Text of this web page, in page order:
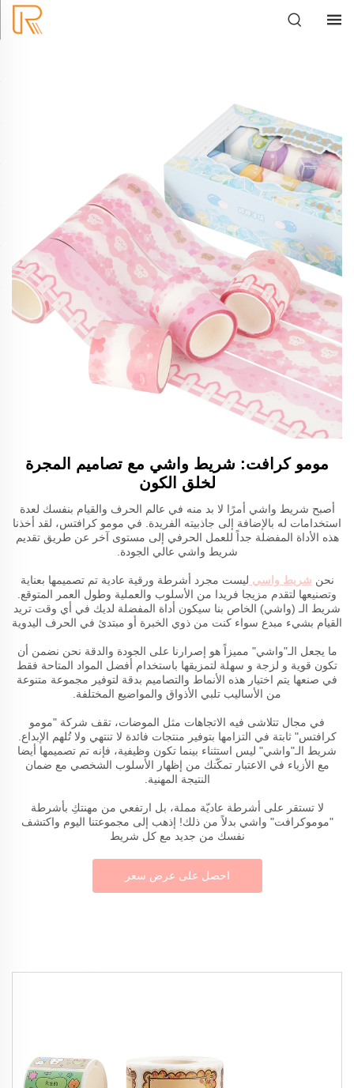
مومو كرافت: شريط واشي مع تصاميم المجرة
لخلق الكون
أصبح شريط واشي أمرًا لا بد منه في عالم الحرف والقيام بنفسك لعدة
استخدامات له بالإضافة إلى جاذبيته الفريدة. في مومو كرافتس، لقد أخذنا
هذه الأداة المفضلة جداً للعمل الحرفي إلى مستوى آخر عن طريق تقديم
شريط واشي عالي الجودة.
نحن شريط واسي ليست مجرد أشرطة ورقية عادية تم تصميمها بعناية
وتصنيعها لتقدم مزيجا فريدا من الأسلوب والعملية وطول العمر المتوقع.
شريط الـ (واشي) الخاص بنا سيكون أداة المفضلة لديك في أي وقت تريد
القيام بشيء مبدع سواء كنت من ذوي الخبرة أو مبتدئ في الحرف اليدوية
ما يجعل الـ"واشي" مميزاً هو إصرارنا على الجودة والدقة نحن نضمن أن
تكون قوية و لزجة و سهلة لتمزيقها باستخدام أفضل المواد المتاحة فقط
في صنعها يتم اختيار هذه الأنماط والتصاميم بدقة لتوفير مجموعة متنوعة
من الأساليب تلبي الأذواق والمواضيع المختلفة.
في مجال تتلاشى فيه الاتجاهات مثل الموضات، تقف شركة "مومو
كرافتس" ثابتة في التزامها بتوفير منتجات فائدة لا تنتهي ولا تُلهم الإبداع.
شريط الـ"واشي" ليس استثناء بينما تكون وظيفية، فإنه تم تصميمها أيضا
مع الأزياء في الاعتبار تمكّنك من إظهار الأسلوب الشخصي مع ضمان
النتيجة المهنية.
لا تستقر على أشرطة عاديّة مملة، بل ارتفعي من مهنتكِ بأشرطة
"موموكرافت" واشي بدلاً من ذلك! إذهب إلى مجموعتنا اليوم واكتشف
نفسك من جديد مع كل شريط
احصل على عرض سعر